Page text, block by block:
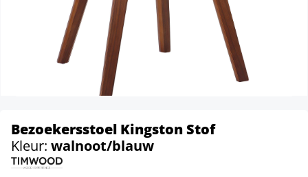
Bezoekersstoel Kingston Stof
Kleur: walnoot/blauw